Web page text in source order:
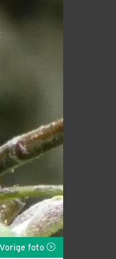
Vorige foto